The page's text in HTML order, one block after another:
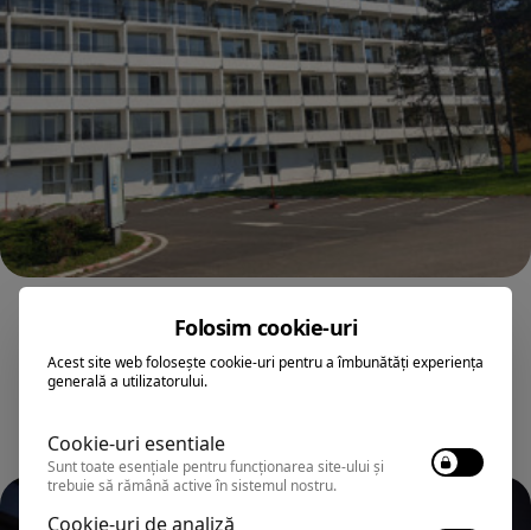
Hotel MURES
Folosim cookie-uri
Acest site web folosește cookie-uri pentru a îmbunătăți experiența
generală a utilizatorului.
Cookie-uri esentiale
Sunt toate esențiale pentru funcționarea site-ului și
trebuie să rămână active în sistemul nostru.
Cookie-uri de analiză